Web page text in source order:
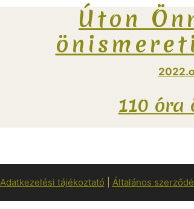
Úton
110 óra
Adatkezelési tájékoztató Általános